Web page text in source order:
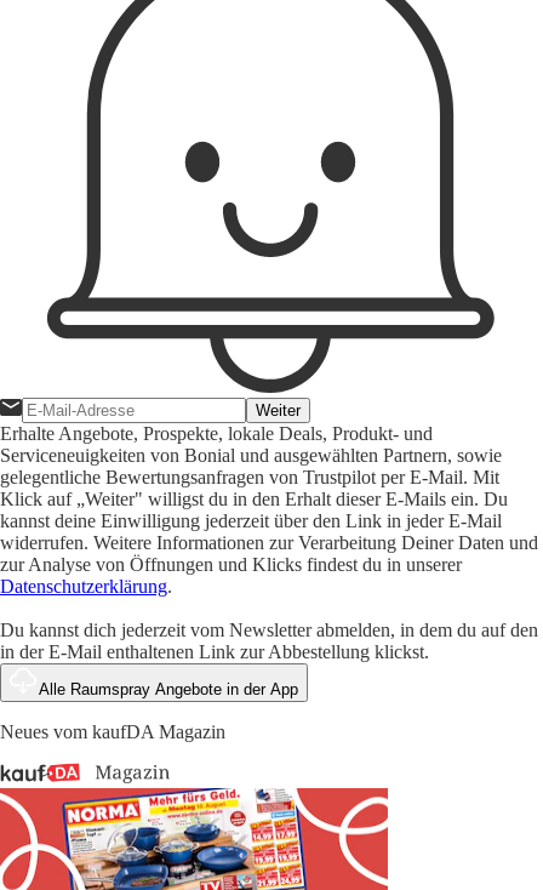
Weiter
Erhalte Angebote, Prospekte, lokale Deals, Produkt- und
Serviceneuigkeiten von Bonial und ausgewählten Partnern, sowie
gelegentliche Bewertungsanfragen von Trustpilot per E-Mail. Mit
Klick auf „Weiter" willigst du in den Erhalt dieser E-Mails ein. Du
kannst deine Einwilligung jederzeit über den Link in jeder E-Mail
widerrufen. Weitere Informationen zur Verarbeitung Deiner Daten und
zur Analyse von Öffnungen und Klicks findest du in unserer
Datenschutzerklärung.
Du kannst dich jederzeit vom Newsletter abmelden, in dem du auf den
in der E-Mail enthaltenen Link zur Abbestellung klickst.
Alle Raumspray Angebote in der App
Neues vom kaufDA Magazin